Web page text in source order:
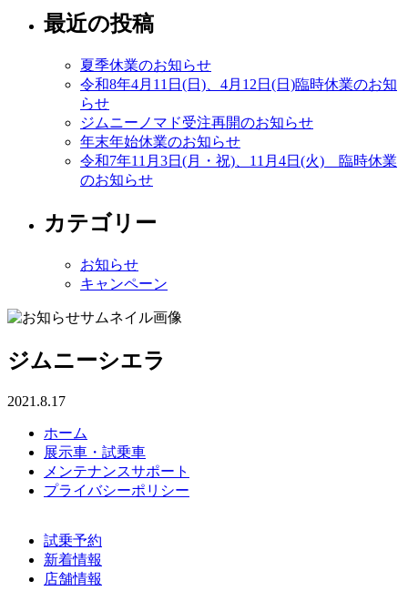
最近の投稿
夏季休業のお知らせ
令和8年4月11日(日)、4月12日(日)臨時休業のお知
らせ
ジムニーノマド受注再開のお知らせ
年末年始休業のお知らせ
令和7年11月3日(月・祝)、11月4日(火) 臨時休業
のお知らせ
カテゴリー
お知らせ
キャンペーン
ジムニーシエラ
2021.8.17
ホーム
展示車・試乗車
メンテナンスサポート
プライバシーポリシー
試乗予約
新着情報
店舗情報